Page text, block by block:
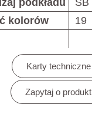
podkładu
SB
kolorów
19
Karty techniczne
Zapytaj o produkt